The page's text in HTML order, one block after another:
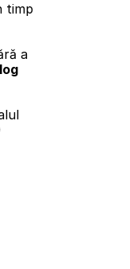
timp
a